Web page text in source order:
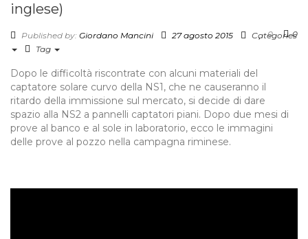
inglese)
Published by: Giordano Mancini 27 agosto 2015
Categories
Tag
0
0
Dopo le difficoltà riscontrate con alcuni materiali del
captatore solare curvo della NS1, che ne causeranno il
ritardo della immissione sul mercato, si decide di dare
spazio alla NS2 a pannelli captatori piani. ​Dopo due mesi di
prove al banco e al sole in laboratorio, ecco ​le immagini
delle prove al pozzo nella campagna riminese.